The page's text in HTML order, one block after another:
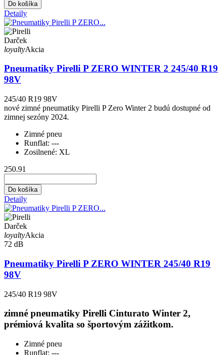
Do košíka
Detaily
Darček
loyaltyAkcia
Pneumatiky Pirelli P ZERO WINTER 2 245/40 R19
98V
245/40 R19 98V
nové zimné pneumatiky Pirelli P Zero Winter 2 budú dostupné od
zimnej sezóny 2024.
Zimné pneu
Runflat: ---
Zosilnené: XL
250.91
Do košíka
Detaily
Darček
loyaltyAkcia
72 dB
Pneumatiky Pirelli P ZERO WINTER 245/40 R19
98V
245/40 R19 98V
zimné pneumatiky Pirelli Cinturato Winter 2,
prémiová kvalita so športovým zážitkom.
Zimné pneu
Runflat: ---